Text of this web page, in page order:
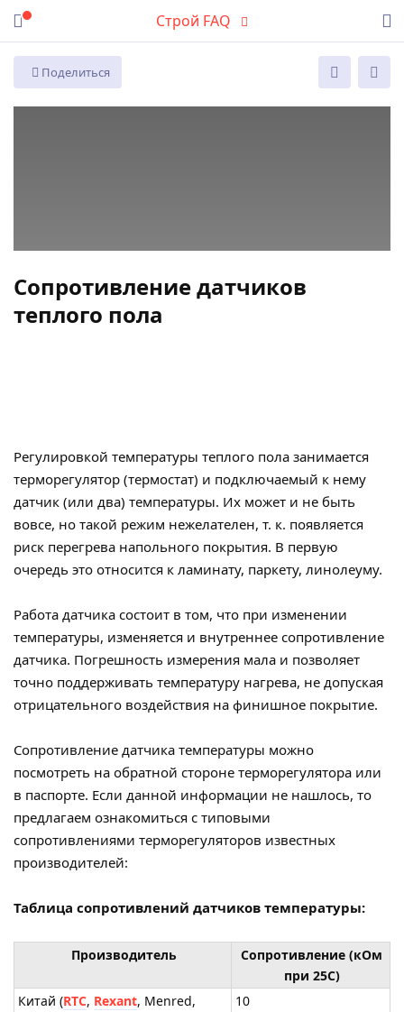
Строй FAQ
Поделиться
Сопротивление датчиков
теплого пола
Регулировкой температуры теплого пола занимается
терморегулятор (термостат) и подключаемый к нему
датчик (или два) температуры. Их может и не быть
вовсе, но такой режим нежелателен, т. к. появляется
риск перегрева напольного покрытия. В первую
очередь это относится к ламинату, паркету, линолеуму.
Работа датчика состоит в том, что при изменении
температуры, изменяется и внутреннее сопротивление
датчика. Погрешность измерения мала и позволяет
точно поддерживать температуру нагрева, не допуская
отрицательного воздействия на финишное покрытие.
Сопротивление датчика температуры можно
посмотреть на обратной стороне терморегулятора или
в паспорте. Если данной информации не нашлось, то
предлагаем ознакомиться с типовыми
сопротивлениями терморегуляторов известных
производителей:
Таблица сопротивлений датчиков температуры:
Производитель
Сопротивление (кОм
при 25С)
Китай (RTC, Rexant, Мenred,
10